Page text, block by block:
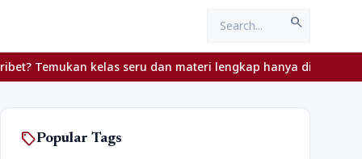
search
kelas seru dan materi lengkap hanya di
sellPopular Tags